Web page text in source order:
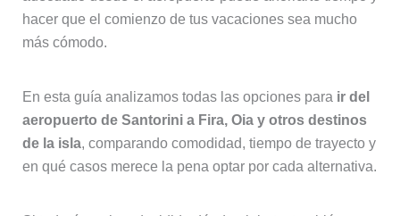
hacer que el comienzo de tus vacaciones sea mucho
más cómodo.
En esta guía analizamos todas las opciones para ir del
aeropuerto de Santorini a Fira, Oia y otros destinos
de la isla, comparando comodidad, tiempo de trayecto y
en qué casos merece la pena optar por cada alternativa.